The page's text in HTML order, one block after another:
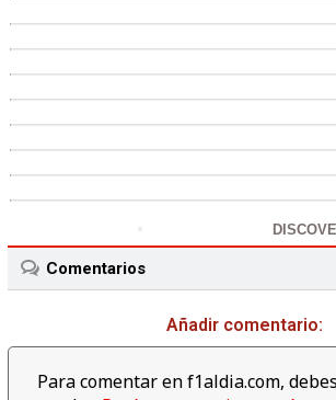
Comentarios
Añadir comentario:
Para comentar en f1aldia.com,